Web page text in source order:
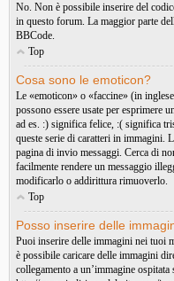
No. Non è possibile inserire del
in questo forum. La maggior parte
BBCode.
Top
Cosa sono le emoticon?
Le «emoticon» o «faccine» (in
possono essere usate per esprimere
ad es. :) significa felice, :( significa
queste serie di caratteri in immagini.
pagina di invio messaggi. Cerca di
facilmente rendere un messaggio
modificarlo o addirittura rimuoverlo.
Top
Posso inserire delle
Puoi inserire delle immagini nei tuoi
è possibile caricare delle immagini
collegamento a un’immagine